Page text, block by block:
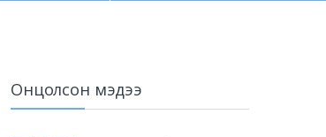
Онцолсон мэдээ